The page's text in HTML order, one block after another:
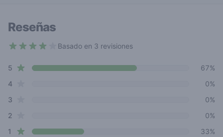
Reseñas
Basado en 3 revisiones
Review data
5 star reviews
67%
4star reviews
0%
3
0%
2
0%
1 star reviews 33%